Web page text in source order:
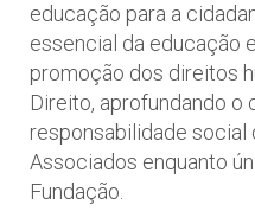
educação para a
essencial da educação
promoção dos direitos
Direito, aprofundando o
responsabilidade social
Associados enquanto
Fundação.